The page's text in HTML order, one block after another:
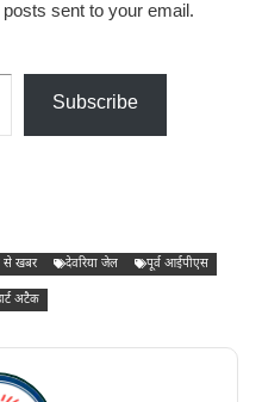
sent to your email.
Subscribe
से खबर देवरिया जेल पूर्व आईपीएस
अटैक